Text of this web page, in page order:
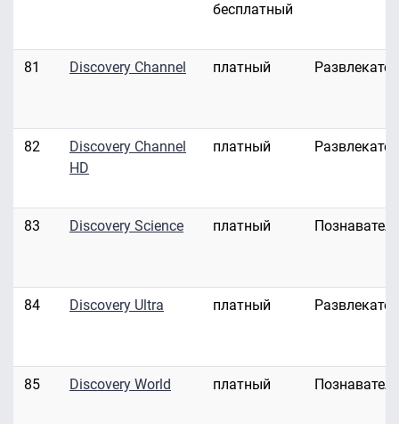
бесплатный
81 Discovery Channel платный
82
Discovery Channel
HD
платный
83 Discovery Science платный
84 Discovery Ultra платный
85 Discovery World платный